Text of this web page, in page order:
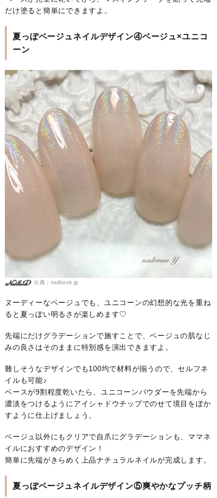
だけ塗ると簡単にできますよ。
夏っぽベージュネイルデザイン④ベージュ×ユニコ
ーン
出典：nailbook.jp
ヌーディーなベージュでも、ユニコーンの幻想的な光を重ね
ると夏っぽい明るさが楽しめます♡
先端にだけグラデーションで施すことで、ベージュの肌なじ
みの良さはそのままに特別感を演出できますよ。
難しそうなデザインでも100均で材料が揃うので、セルフネ
イルも可能♪
ベースが9割程度乾いたら、ユニコーンパウダーを先端から
濃淡をつけるようにアイシャドウチップでのせて境目をぼか
すように仕上げましょう。
ベージュ以外にもクリアで自爪にグラデーションも、ママネ
イルにおすすめのデザイン！
簡単に先端がきらめく上品ナチュラルネイルが完成します。
夏っぽベージュネイルデザイン⑤爽やかなプッチ柄